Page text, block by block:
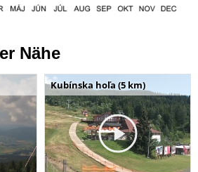
Nähe
Kubínska hoľa (5 km)